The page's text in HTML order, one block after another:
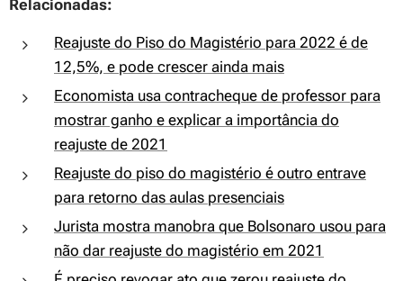
Relacionadas:
Reajuste do Piso do Magistério para 2022 é de
12,5%, e pode crescer ainda mais
Economista usa contracheque de professor para
mostrar ganho e explicar a importância do
reajuste de 2021
Reajuste do piso do magistério é outro entrave
para retorno das aulas presenciais
Jurista mostra manobra que Bolsonaro usou para
não dar reajuste do magistério em 2021